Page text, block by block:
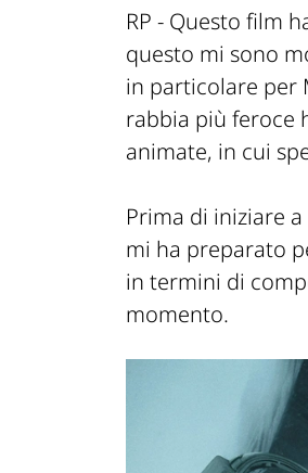
RP - Questo film
questo mi sono
in particolare per
rabbia più feroce
animate, in cui
Prima di iniziare
mi ha preparato
in termini di
momento.